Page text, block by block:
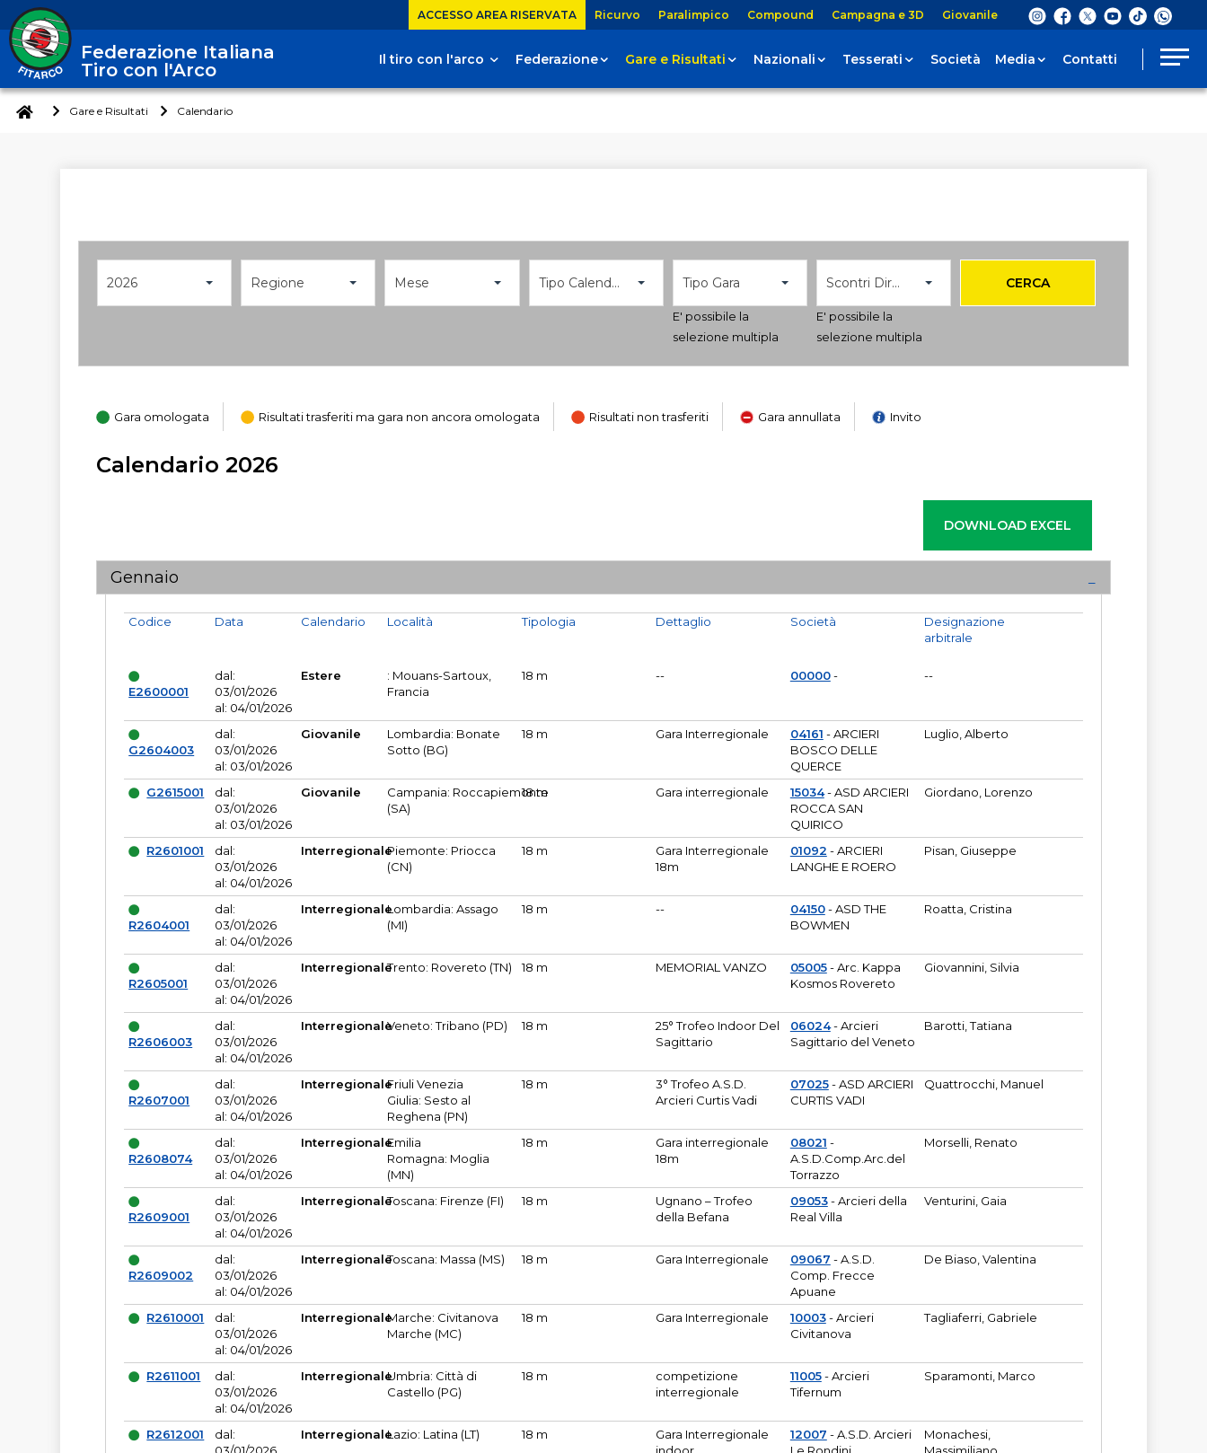
ACCESSO AREA RISERVATA Ricurvo Paralimpico Compound Campagna e 3D Giovanile
Federazione Italiana
Tiro con l'Arco
Il tiro con l'arco Federazione Gare e Risultati Nazionali Tesserati Società Media Contatti
Gare e Risultati Calendario
2026 Regione Mese Tipo Calendario Tipo Gara
E' possibile la
selezione multipla
Scontri Diretti
E' possibile la
selezione multipla
CERCA
Gara omologata Risultati trasferiti ma gara non ancora omologata Risultati non trasferiti Gara annullata Invito
Calendario 2026
Gennaio
Codice
E2600001
Data
dal:
03/01/2026
al: 04/01/2026
Calendario
Estere
Località
: Mouans-Sartoux,
Francia
Tipologia
18 m
Dettaglio
--
Società
00000-
Designazione
arbitrale
--
G2604003
dal:
03/01/2026
al: 03/01/2026
Giovanile
Lombardia: Bonate
Sotto (BG)
18 m Gara Interregionale 04161 - ARCIERI
BOSCO DELLE
QUERCE
Luglio, Alberto
G2615001
dal:
03/01/2026
al: 03/01/2026
Giovanile
Campania: Roccapiemonte
(SA)
18 m Gara interregionale 15034- ASD ARCIERI
ROCCA SAN
QUIRICO
Giordano, Lorenzo
R2601001
dal:
03/01/2026
al: 04/01/2026
InterregionalePiemonte: Priocca
(CN)
18 m
Gara Interregionale
18m
01092 - ARCIERI
LANGHE E ROERO
Pisan, Giuseppe
R2604001
dal:
03/01/2026
al: 04/01/2026
InterregionaleLombardia: Assago
(MI)
18 m -- 04150- ASD THE
BOWMEN
Roatta, Cristina
R2605001
dal:
03/01/2026
al: 04/01/2026
InterregionaleTrento: Rovereto (TN) 18 m MEMORIAL VANZO 05005- Arc. Kappa
Kosmos Rovereto
Giovannini, Silvia
R2606003
dal:
03/01/2026
al: 04/01/2026
InterregionaleVeneto: Tribano (PD) 18 m
25° Trofeo Indoor Del
Sagittario
06024- Arcieri
Sagittario del Veneto
Barotti, Tatiana
R2607001
dal:
03/01/2026
al: 04/01/2026
InterregionaleFriuli Venezia
Giulia: Sesto al
Reghena (PN)
18 m
3° Trofeo A.S.D.
Arcieri Curtis Vadi
07025- ASD ARCIERI
CURTIS VADI
Quattrocchi, Manuel
R2608074
dal:
03/01/2026
al: 04/01/2026
InterregionaleEmilia
Romagna: Moglia
(MN)
18 m
Gara interregionale
18m
08021 -
A.S.D.Comp.Arc.del
Torrazzo
Morselli, Renato
R2609001
dal:
03/01/2026
al: 04/01/2026
InterregionaleToscana: Firenze (FI) 18 m
Ugnano – Trofeo
della Befana
09053- Arcieri della
Real Villa
Venturini, Gaia
R2609002
dal:
03/01/2026
al: 04/01/2026
InterregionaleToscana: Massa (MS) 18 m Gara Interregionale 09067 - A.S.D.
Comp. Frecce
Apuane
De Biaso, Valentina
R2610001
dal:
03/01/2026
al: 04/01/2026
InterregionaleMarche: Civitanova
Marche (MC)
18 m Gara Interregionale 10003- Arcieri
Civitanova
Tagliaferri, Gabriele
R2611001
dal:
03/01/2026
al: 04/01/2026
InterregionaleUmbria: Città di
Castello (PG)
18 m
competizione
interregionale
11005- Arcieri
Tifernum
Sparamonti, Marco
R2612001
dal:
InterregionaleLazio: Latina (LT) 18 m
Gara Interregionale
12007 - A.S.D. Arcieri
Monachesi,